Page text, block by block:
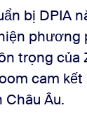
bị DPIA
phương
trọng của
cam
Âu.